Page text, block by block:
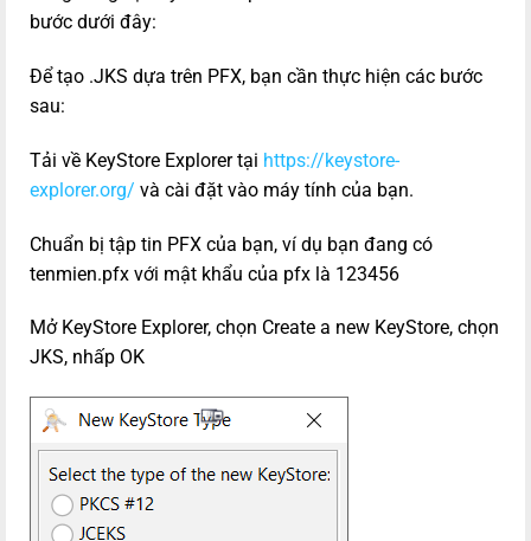
bước dưới đây:
Để tạo .JKS dựa trên PFX, bạn cần thực hiện các bước
sau:
Tải về KeyStore Explorer tại https://keystore-
explorer.org/ và cài đặt vào máy tính của bạn.
Chuẩn bị tập tin PFX của bạn, ví dụ bạn đang có
tenmien.pfx với mật khẩu của pfx là 123456
Mở KeyStore Explorer, chọn Create a new KeyStore, chọn
JKS, nhấp OK